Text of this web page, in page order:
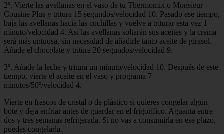
2º. Vierte las avellanas en el vaso de tu Thermomix o Monsieur
Cousine Plus y tritura 15 segundos/velocidad 10. Pasado ese tiempo,
baja las avellanas hacia las cuchillas y vuelve a triturar esta vez 1
minuto/velocidad 4. Así las avellanas soltarán sus aceites y la crema
será más untuosa, sin necesidad de añadirle tanto aceite de girasol.
Añade el chocolate y tritura 20 segundos/velocidad 9.
3º. Añade la leche y tritura un minuto/velocidad 10. Después de este
tiempo, vierte el aceite en el vaso y programa 7
minutos/50º/velocidad 4.
Vierte en frascos de cristal o de plástico si quieres congelar algún
bote y deja enfriar antes de guardar en el frigorífico. Aguanta entre
dos y tres semanas refrigerada. Si no vas a consumirla en ese plazo,
puedes congelarla.